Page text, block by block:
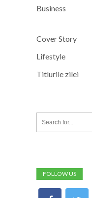
Business
Cover Story
Lifestyle
Titlurile zilei
FOLLOW US